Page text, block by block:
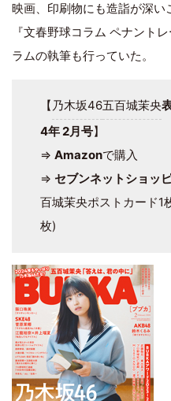
映画、印刷物にも造詣が深
『文春野球コラム ペナント
ラムの執筆も行っていた。
【 乃木坂46五百城茉央
4年 2月号】
⇒ Amazonで購入
⇒ セブンネットショッ
百城茉央ポストカード1
枚)